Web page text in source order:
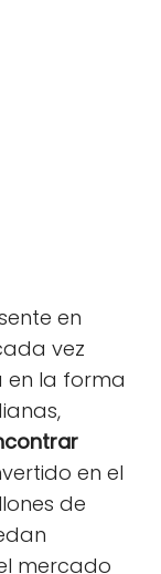
en
vez
en la forma
en el
de
mercado